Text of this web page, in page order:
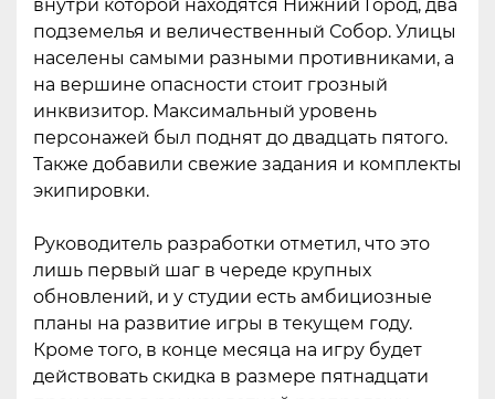
внутри которой находятся Нижний Город, два
подземелья и величественный Собор. Улицы
населены самыми разными противниками, а
на вершине опасности стоит грозный
инквизитор. Максимальный уровень
персонажей был поднят до двадцать пятого.
Также добавили свежие задания и комплекты
экипировки.
Руководитель разработки отметил, что это
лишь первый шаг в череде крупных
обновлений, и у студии есть амбициозные
планы на развитие игры в текущем году.
Кроме того, в конце месяца на игру будет
действовать скидка в размере пятнадцати